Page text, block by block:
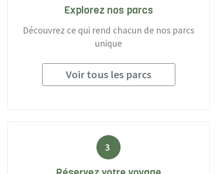
Explorez nos parcs
Découvrez ce qui rend chacun de nos parcs
unique
Voir tous les parcs
3